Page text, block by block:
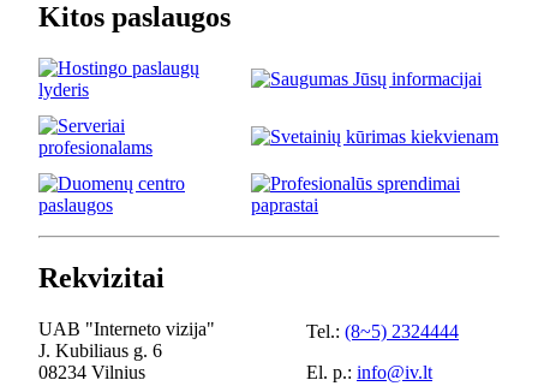
Kitos paslaugos
Rekvizitai
UAB "Interneto vizija"
J. Kubiliaus g. 6
08234 Vilnius
Tel.: (8~5) 2324444
El. p.: info@iv.lt